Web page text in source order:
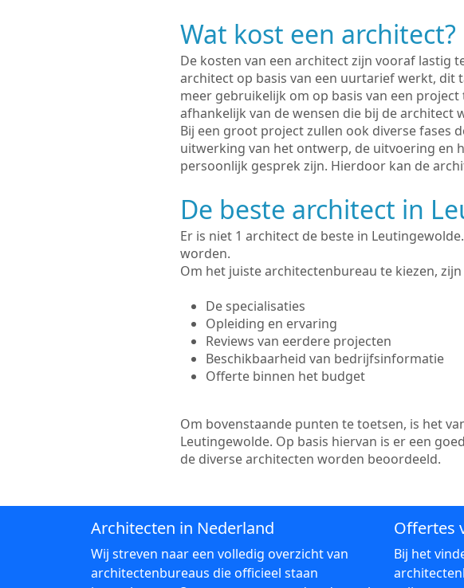
Wat kost een architect?
De kosten van een architect zijn vooraf lastig
architect op basis van een uurtarief werkt, dit
meer gebruikelijk om op basis van een
afhankelijk van de wensen die bij de architect
Bij een groot project zullen ook diverse fases
uitwerking van het ontwerp, de uitvoering en
persoonlijk gesprek zijn. Hierdoor kan de
De beste architect in
Er is niet 1 architect de beste in
worden.
Om het juiste architectenbureau te kiezen,
De specialisaties
Opleiding en ervaring
Reviews van eerdere projecten
Beschikbaarheid van bedrijfsinformatie
Offerte binnen het budget
Om bovenstaande punten te toetsen, is het
Leutingewolde. Op basis hiervan is er een
de diverse architecten worden beoordeeld.
Architecten in Nederland
Wij streven naar een volledig overzicht van
architectenbureaus die officieel staan
Offertes
Bij het